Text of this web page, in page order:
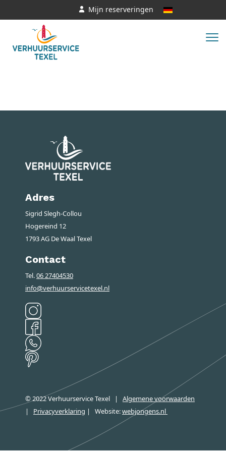
Mijn reserveringen
Adres
Sigrid Slegh-Collou
Hogereind 12
1793 AG De Waal Texel
Contact
Tel.06 27404530
info@verhuurservicetexel.nl
© 2022 Verhuurservice Texel |
Algemene voorwaarden
|
Privacyverklaring | Website:webjongens.nl